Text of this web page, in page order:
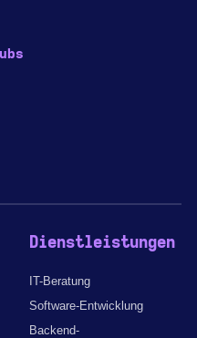
Dienstleistungen
IT-Beratung
Software-Entwicklung
Backend-